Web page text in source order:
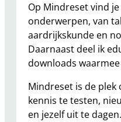
Op Mindreset vind
onderwerpen, van
aardrijkskunde en
Daarnaast deel ik
downloads
Mindreset is de plek
kennis te testen,
en jezelf uit te dagen.